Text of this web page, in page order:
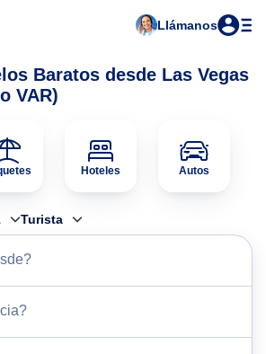
Llámanos
Baratos desde Las Vegas
VAR)
Hoteles Autos
Turista